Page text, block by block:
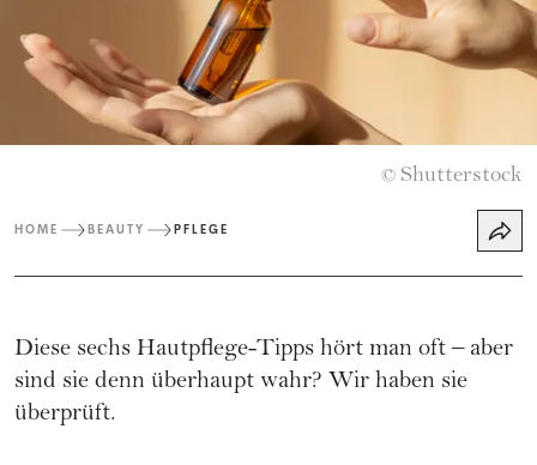
© Shutterstock
HOME BEAUTY PFLEGE
Diese sechs Hautpflege-Tipps hört man oft – aber
sind sie denn überhaupt wahr? Wir haben sie
überprüft.